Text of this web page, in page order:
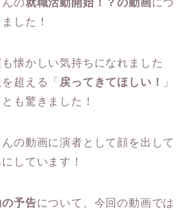
の就職活動開始！？の動画 につ
した！
懐かしい気持ちになれました
超える「 戻ってきてほしい！
」
も驚きました！
の動画に演者として顔を出して
しています！
予告について、今回の動画では